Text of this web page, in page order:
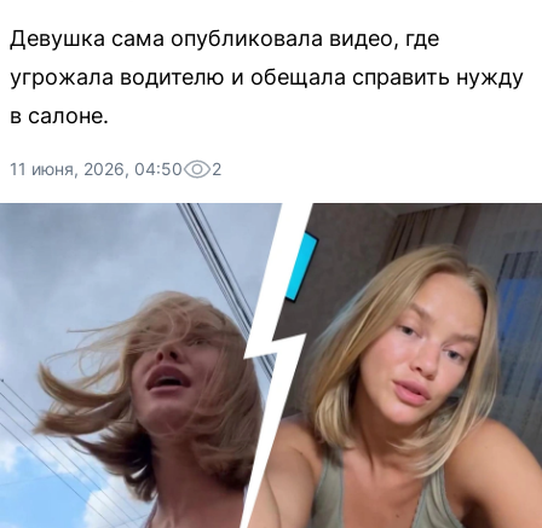
Девушка сама опубликовала видео, где
угрожала водителю и обещала справить нужду
в салоне.
11 июня, 2026, 04:50 2